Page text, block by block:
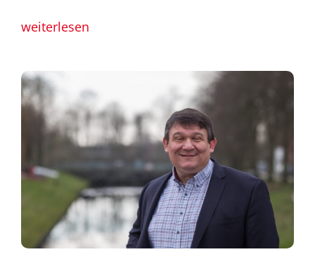
weiterlesen